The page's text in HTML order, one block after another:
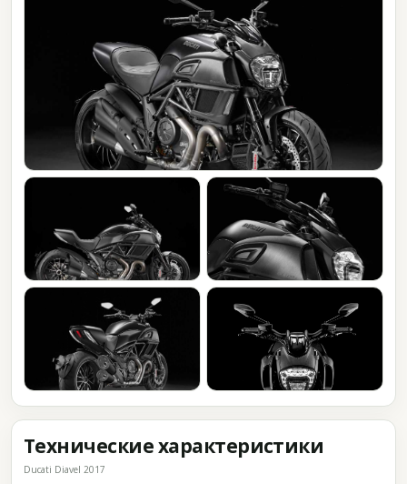
Технические характеристики
Ducati Diavel 2017